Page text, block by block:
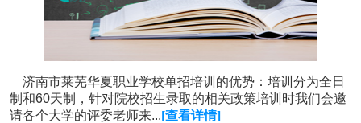
济南市莱芜华夏职业学校单招培训的优势：培训分为全日
制和60天制，针对院校招生录取的相关政策培训时我们会邀
请各个大学的评委老师来...[查看详情]